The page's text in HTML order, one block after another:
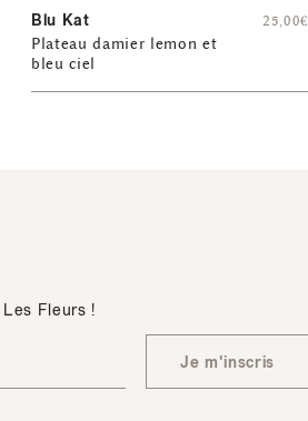
Blu Kat
Plateau damier lemon et
bleu ciel
25,00€
Fleurs !
Je m'inscris